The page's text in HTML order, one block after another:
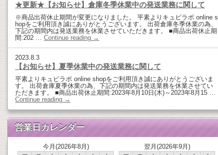
★更新★【お知らせ】倉庫冬季休業中の発送業務に関して
※商品出荷休止期間が変更になりました。 平素よりキュピラボ online s
hopをご利用頂き誠にありがとうございます。 出荷倉庫冬季休業の為、
下記の期間内は発送業務を休業させていただきます。 ■商品出荷休止期
間:202 … Continue reading →
2023.8.3
【お知らせ】夏季休業中の発送業務に関して
平素よりキュピラボ online shopをご利用頂き誠にありがとうございま
す。 出荷倉庫夏季休業の為、下記の期間内は発送業務を休業させてい
ただきます。 ■商品出荷休止期間:2023年8月10日(木)～2023年8月15 …
Continue reading →
営業日カレンダー
今月(2026年8月) 翌月(2026年9月)